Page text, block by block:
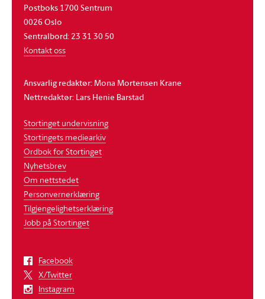
Postboks 1700 Sentrum
0026 Oslo
Sentralbord: 23 31 30 50
Kontakt oss
Ansvarlig redaktør: Mona Mortensen Krane
Nettredaktør: Lars Henie Barstad
Stortinget undervisning
Stortingets mediearkiv
Ordbok for Stortinget
Nyhetsbrev
Om nettstedet
Personvernerklæring
Tilgjengelighetserklæring
Jobb på Stortinget
Facebook
X/Twitter
Instagram